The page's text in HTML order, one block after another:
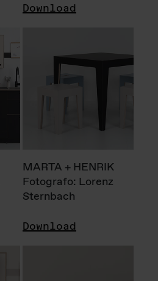
Download
MARTA + HENRIK
Fotografo: Lorenz
Sternbach
Download